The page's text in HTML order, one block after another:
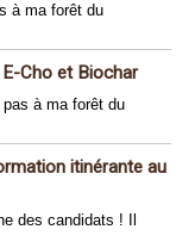
à ma forêt du
Cho et Biochar
à ma forêt du
itinérante au
des candidats ! Il